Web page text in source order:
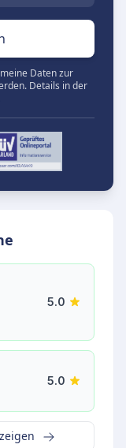
Daten zur
Details in der
5.0
5.0